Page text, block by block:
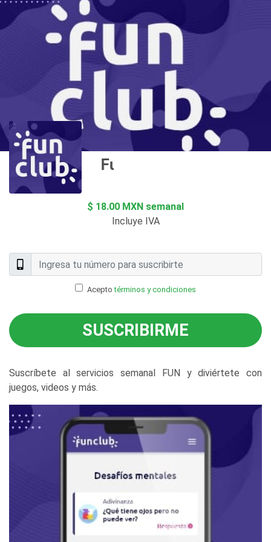
Fun
$ 18.00 MXN semanal
Incluye IVA
Aceptotérminos y condiciones
SUSCRIBIRME
Suscríbete al servicios semanal FUN y diviértete con
juegos, videos y más.